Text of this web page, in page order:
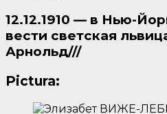
12.12.1910 — в Нью-
вести светская
Арнольд///
Pictura: